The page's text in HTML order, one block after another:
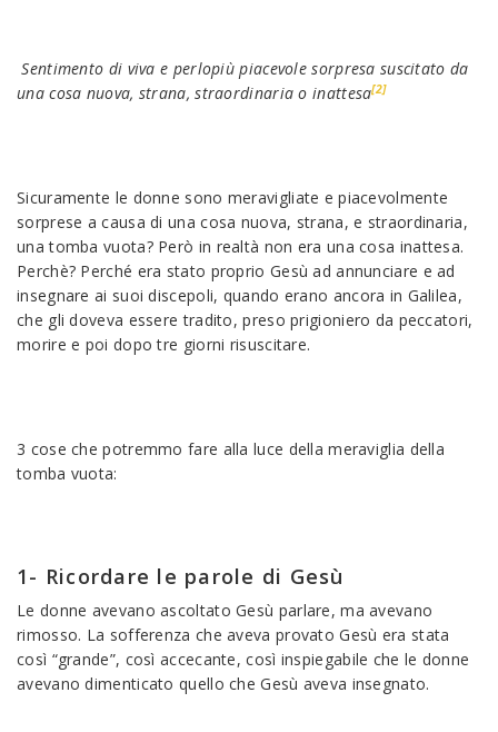
Sentimento di viva e perlopiù piacevole sorpresa suscitato da
una cosa nuova, strana, straordinaria o inattesa[2]
Sicuramente le donne sono meravigliate e piacevolmente
sorprese a causa di una cosa nuova, strana, e straordinaria,
una tomba vuota? Però in realtà non era una cosa inattesa.
Perchè? Perché era stato proprio Gesù ad annunciare e ad
insegnare ai suoi discepoli, quando erano ancora in Galilea,
che gli doveva essere tradito, preso prigioniero da peccatori,
morire e poi dopo tre giorni risuscitare.
3 cose che potremmo fare alla luce della meraviglia della
tomba vuota:
1- Ricordare le parole di Gesù
Le donne avevano ascoltato Gesù parlare, ma avevano
rimosso. La sofferenza che aveva provato Gesù era stata
così “grande”, così accecante, così inspiegabile che le donne
avevano dimenticato quello che Gesù aveva insegnato.